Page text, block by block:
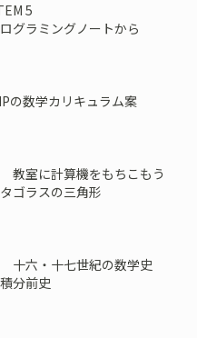
5
グラミングノートから
の数学カリキュラム案
教室に計算機をもちこもう
ゴラスの三角形
十六・十七世紀の数学史
分前史